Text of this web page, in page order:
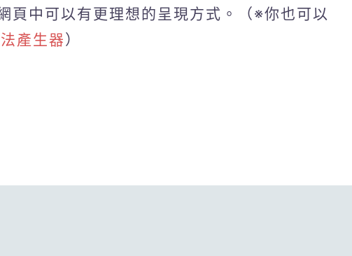
頁中可以有更理想的呈現方式。（※你也可以
產生器）